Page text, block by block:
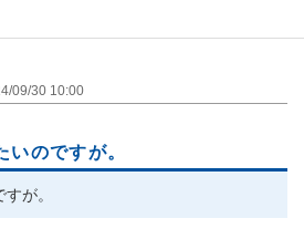
09/30 10:00
いのですが。
が。